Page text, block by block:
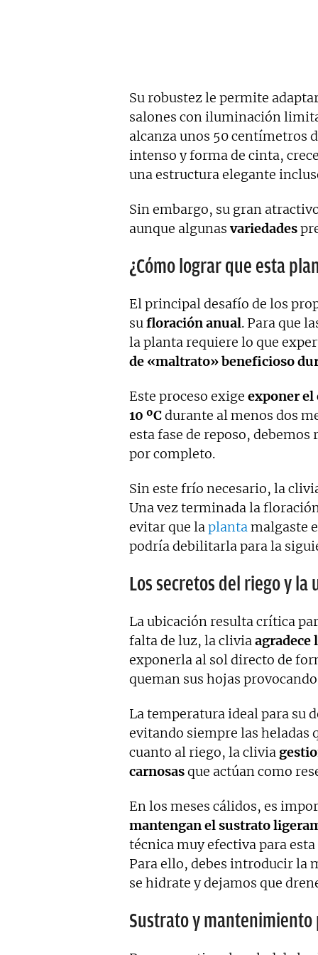
Su robustez le permite
salones con iluminación
alcanza unos 50 centímetros
intenso y forma de cinta,
una estructura elegante
Sin embargo, su gran
aunque algunasvariedades
¿Cómo lograr que esta
El principal desafío de los
sufloración anual. Para que
la planta requiere lo que
de «maltrato» beneficioso
Este proceso exige exponer el
10 ºCdurante al menos dos
esta fase de reposo,
por completo.
Sin este frío necesario, la
Una vez terminada la
evitar que laplantamalgaste
podría debilitarla para la
Los secretos del riego y
La ubicación resulta crítica
falta de luz, la clivia
exponerla al sol directo de
queman sus hojas
La temperatura ideal para su
evitando siempre las heladas
cuanto al riego, la clivia
carnosasque actúan como
En los meses cálidos, es
mantengan el sustrato
técnica muy efectiva para
Para ello, debes introducir la
se hidrate y dejamos que
Sustrato y